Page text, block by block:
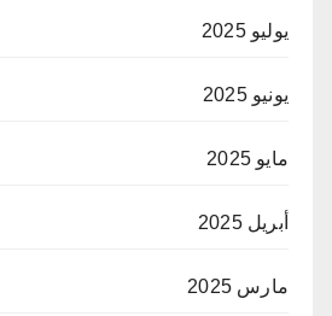
يوليو 2025
يونيو 2025
مايو 2025
أبريل 2025
مارس 2025